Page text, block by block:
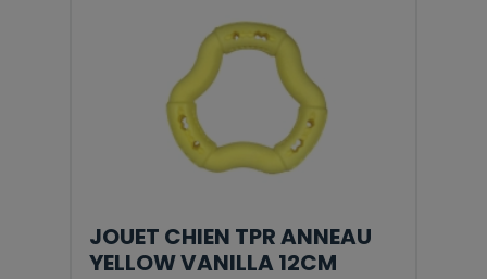
JOUET CHIEN TPR ANNEAU
YELLOW VANILLA 12CM